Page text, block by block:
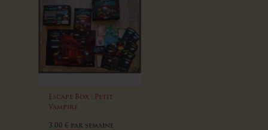
Escape Box : Petit
Vampire
3,00 € par semaine